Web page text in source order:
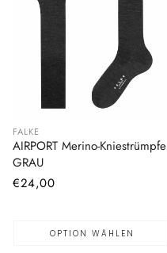
FALKE
AIRPORT Merino-Kniestrümpfe
GRAU
Normaler
€24,00
OPTION WÄHLEN